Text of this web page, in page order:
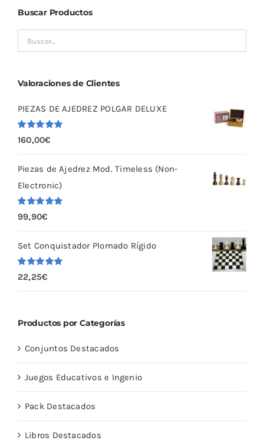
Buscar Productos
Valoraciones de Clientes
PIEZAS DE AJEDREZ POLGAR DELUXE
Valorado
5.00
160,00€
Piezas de Ajedrez Mod. Timeless (Non-
Electronic)
Valorado
con
99,90€
Set Conquistador Plomado Rígido
Valorado
con
22,25€
Productos por Categorías
Conjuntos Destacados
Juegos Educativos e Ingenio
Pack Destacados
Libros Destacados